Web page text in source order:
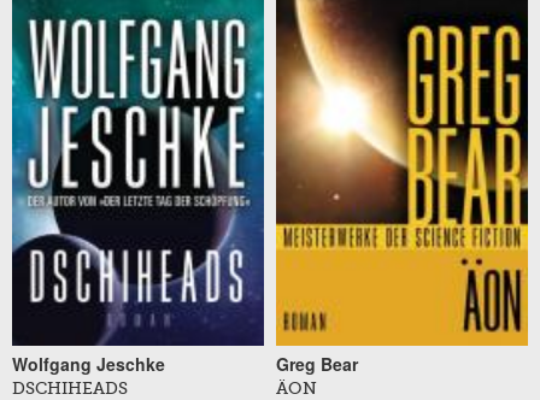
Wolfgang Jeschke
DSCHIHEADS
Greg Bear
ÄON